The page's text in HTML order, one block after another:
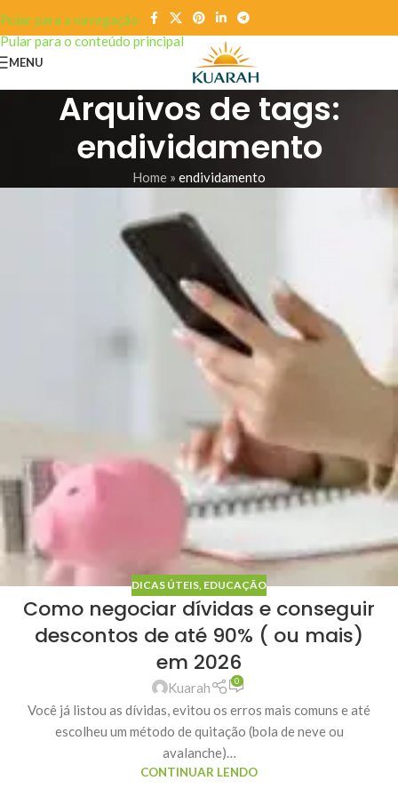
Pular para a navegação
Pular para o conteúdo principal
MENU
Arquivos de tags:
endividamento
Home » endividamento
DICAS ÚTEIS EDUCAÇÃO
Como negociar dívidas e conseguir
descontos de até 90% ( ou mais)
em 2026
Kuarah 0
Você já listou as dívidas, evitou os erros mais comuns e até
escolheu um método de quitação (bola de neve ou
avalanche)…
CONTINUAR LENDO